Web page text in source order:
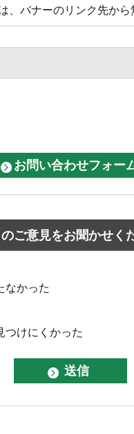
、バナーのリンク先から
ご意見をお聞かせく
なかった
つけにくかった